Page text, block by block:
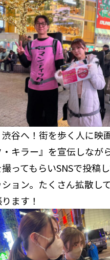
渋谷へ！街を歩く人に映
・キラー』を宣伝しなが
ってもらいSNSで投稿
ョン。たくさん拡散し
ます！